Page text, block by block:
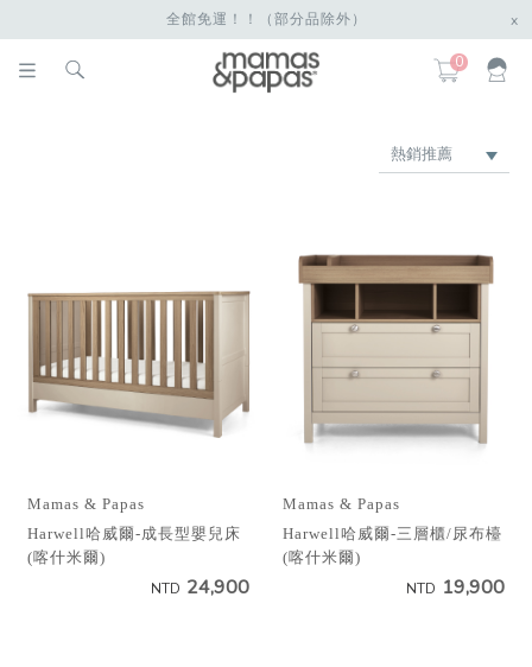
全館免運！！（部分品除外） x
0
最新上架
熱銷推薦
品牌
價格低 → 高
價格高 → 低
Mamas & Papas
Harwell哈威爾-成長型嬰兒床
(喀什米爾)
NTD 24,900
Mamas & Papas
Harwell哈威爾-三層櫃/尿布檯
(喀什米爾)
NTD 19,900